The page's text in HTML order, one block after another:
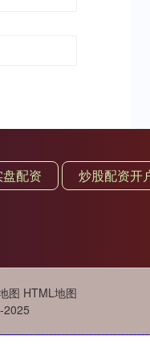
盘配资 炒股配资开
图 HTML地图